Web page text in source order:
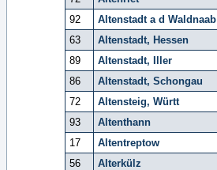
92
Altenstadt a d Waldnaab
63
Altenstadt, Hessen
89
Altenstadt, Iller
86
Altenstadt, Schongau
72
Altensteig, Württ
93
Altenthann
17
Altentreptow
56
Alterkülz